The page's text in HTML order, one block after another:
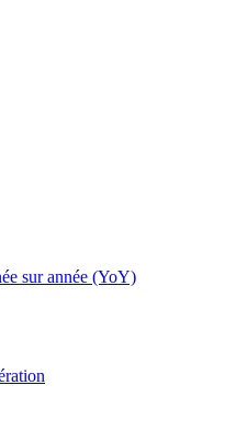
sur année (YoY)